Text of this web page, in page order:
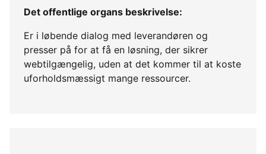
Det offentlige organs beskrivelse:
Er i løbende dialog med leverandøren og
presser på for at få en løsning, der sikrer
webtilgængelig, uden at det kommer til at koste
uforholdsmæssigt mange ressourcer.